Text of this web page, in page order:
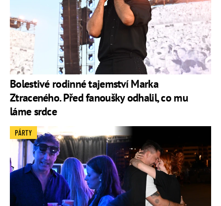
Bolestivé rodinné tajemství Marka
Ztraceného. Před fanoušky odhalil, co mu
láme srdce
PÁRTY